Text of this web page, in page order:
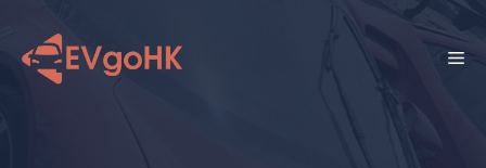
菜